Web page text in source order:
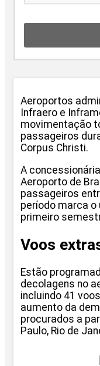
Aeroportos
Infraero e
movimentação
passageiros
Corpus Christi.
A
Aeroporto de
passageiros
período marca
primeiro
Voos
Estão
decolagens no
incluindo 41
aumento da
procurados a
Paulo, Rio de